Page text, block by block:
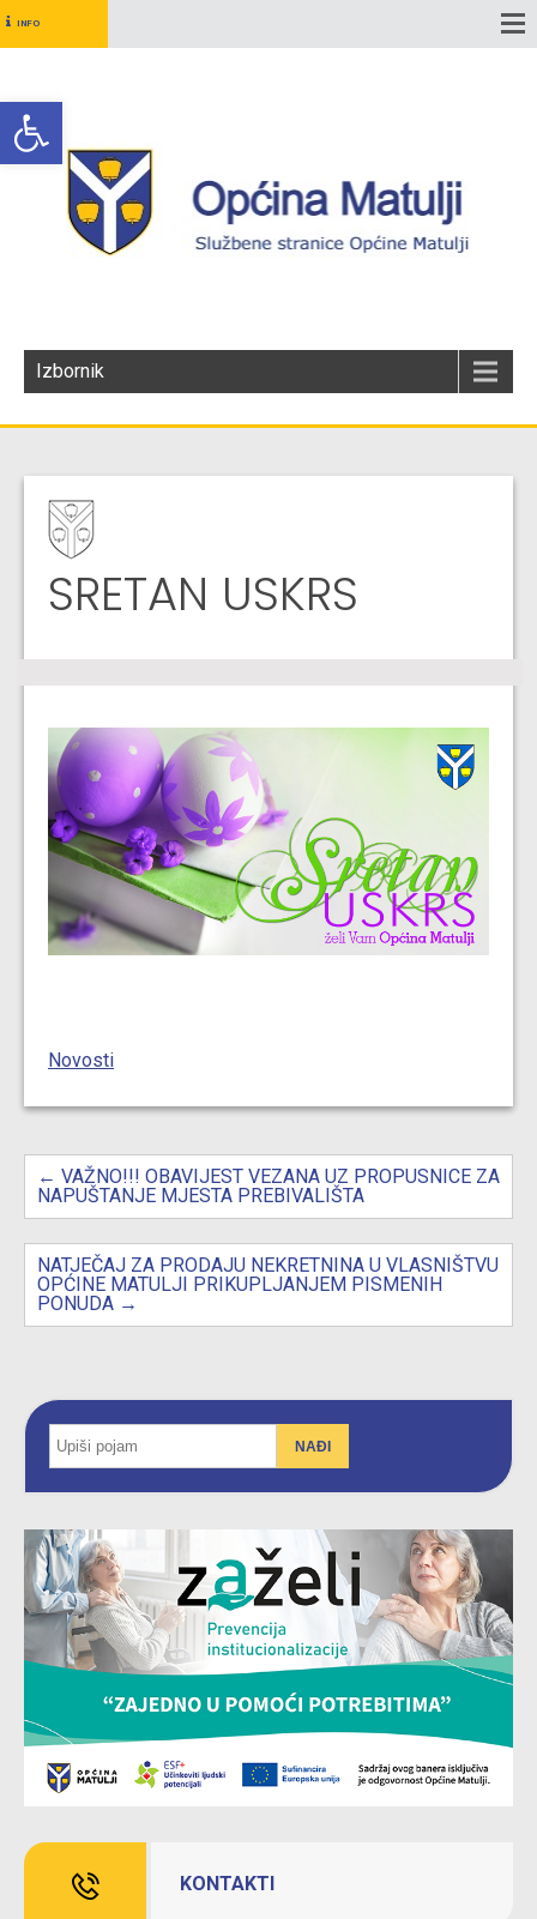
Open toolbar
INFO
Izbornik
SRETAN USKRS
Novosti
Post
navigation
← VAŽNO!!! OBAVIJEST VEZANA UZ PROPUSNICE ZA
NAPUŠTANJE MJESTA PREBIVALIŠTA
NATJEČAJ ZA PRODAJU NEKRETNINA U VLASNIŠTVU
OPĆINE MATULJI PRIKUPLJANJEM PISMENIH
PONUDA →
NAĐI
KONTAKTI